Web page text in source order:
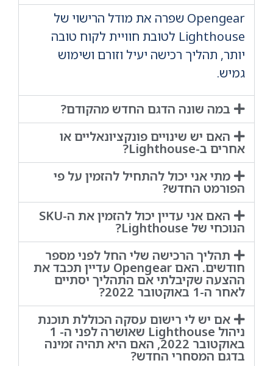
Opengear שפרה את מודל הרישוי של
Lighthouse לטובת חוויית לקוח טובה
יותר, תהליך רכישה יעיל וזורם ושימוש
גמיש.
במה שונה הדגם החדש מהקודם?
האם יש שינויים פונקציונאליים או
אחרים ב-Lighthouse?
מתי אני יכול להתחיל להזמין על פי
הפורמט החדש?
האם אני עדיין יכול להזמין את ה-SKU
הנוכחי של Lighthouse?
תהליך הרכישה שלי החל לפני מספר
חודשים. האם Opengear עדיין תכבד את
ההצעה שקיבלתי אם התהליך יסתיים
לאחר ה-1 באוקטובר 2022?
אם יש לי רישום עסקה הכוללת תוכנת
ניהול Lighthouse שאושרה לפני ה- 1
באוקטובר 2022, האם היא תהיה זמינה
בדגם המסחרי החדש?